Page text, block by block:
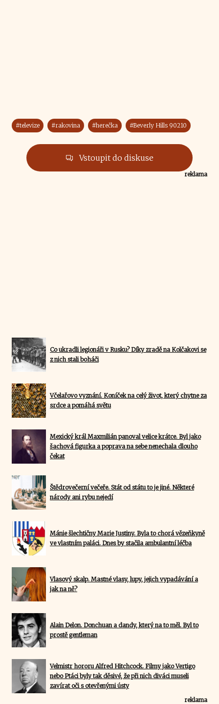
#televize #rakovina #herečka #Beverly Hills 90210
Vstoupit do diskuse
reklama
Co ukradli legionáři v Rusku? Díky zradě na Kolčakovi se
z nich stali boháči
Včelařovo vyznání. Koníček na celý život, který chytne za
srdce a pomáhá světu
Mexický král Maxmilián panoval velice krátce. Byl jako
šachová figurka a poprava na sebe nenechala dlouho
čekat
Štědrovečerní večeře. Stát od státu to je jiné. Některé
národy ani rybu nejedí
Mánie šlechtičny Marie Justiny. Byla to chorá vězeňkyně
ve vlastním paláci. Dnes by stačila ambulantní léčba
Vlasový skalp. Mastné vlasy, lupy, jejich vypadávání a
jak na ně?
Alain Delon. Donchuan a dandy, který na to měl. Byl to
prostě gentleman
Velmistr hororu Alfred Hitchcock. Filmy jako Vertigo
nebo Ptáci byly tak děsivé, že při nich diváci museli
zavírat oči s otevřenými ústy
reklama